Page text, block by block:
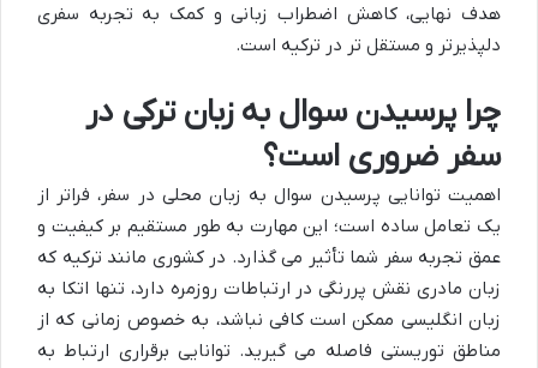
هدف نهایی، کاهش اضطراب زبانی و کمک به تجربه سفری
دلپذیرتر و مستقل تر در ترکیه است.
چرا پرسیدن سوال به زبان ترکی در
سفر ضروری است؟
اهمیت توانایی پرسیدن سوال به زبان محلی در سفر، فراتر از
یک تعامل ساده است؛ این مهارت به طور مستقیم بر کیفیت و
عمق تجربه سفر شما تأثیر می گذارد. در کشوری مانند ترکیه که
زبان مادری نقش پررنگی در ارتباطات روزمره دارد، تنها اتکا به
زبان انگلیسی ممکن است کافی نباشد، به خصوص زمانی که از
مناطق توریستی فاصله می گیرید. توانایی برقراری ارتباط به